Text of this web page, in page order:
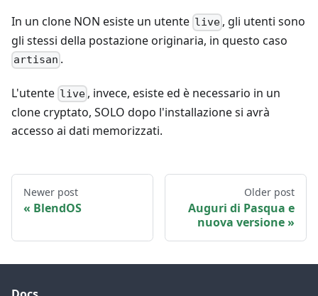
In un clone NON esiste un utente live , gli utenti sono
gli stessi della postazione originaria, in questo caso
artisan .
L'utente live , invece, esiste ed è necessario in un
clone cryptato, SOLO dopo l'installazione si avrà
accesso ai dati memorizzati.
Newer post
BlendOS
Older post
Auguri di Pasqua e
nuova versione